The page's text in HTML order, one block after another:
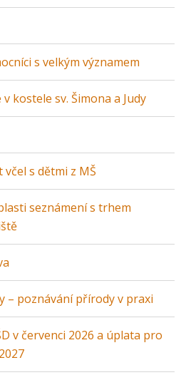
s velkým významem
kostele sv. Šimona a Judy
s dětmi z MŠ
seznámení s trhem
– poznávání přírody v praxi
v červenci 2026 a úplata pro